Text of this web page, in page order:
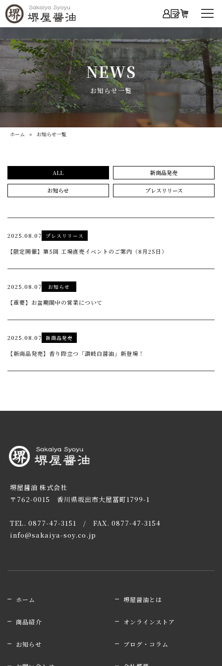
NEWS
お知らせ一覧
ホーム » お知らせ一覧
ALL 新商品発売
お知らせ プレスリリース
2025.08.07 プレスリリース
【限定開催】第5回 工場直売イベントのご案内（8月25日）
2025.08.07 お知らせ
【重要】お盆期間中の営業について
2025.08.07 新商品発売
【新商品発売】香り際立つ「讃岐白醤油」新登場！
堺屋醤油 株式会社
〒762-0015 香川県坂出市大屋冨町1799-1
TEL. 0877-47-3151 / FAX. 0877-47-3154
info@sakaiya-soy.co.jp
ホーム 堺屋醤油とは
商品紹介 オンラインストア
お知らせ ブログ・コラム